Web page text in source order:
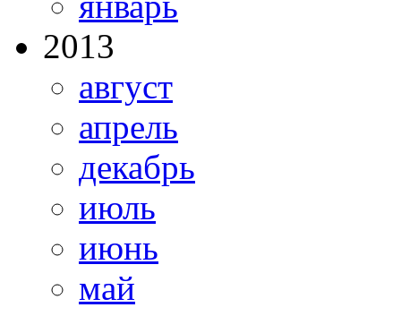
2013
август
апрель
декабрь
июль
июнь
май